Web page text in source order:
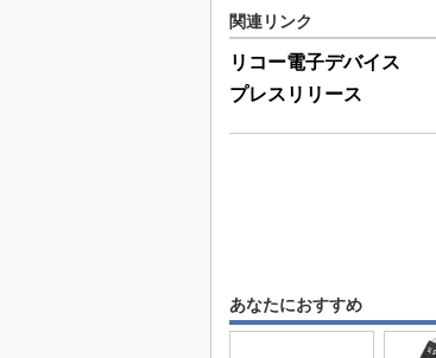
関連リンク
リコー電子デバイス
プレスリリース
あなたにおすすめ